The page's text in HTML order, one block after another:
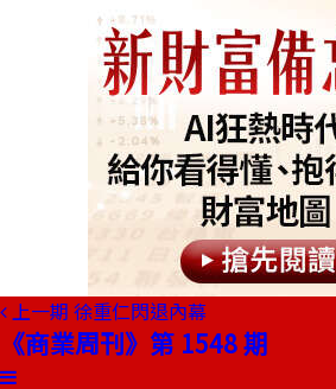
上一期 徐重仁閃退內幕
《商業周刊》第 1548 期